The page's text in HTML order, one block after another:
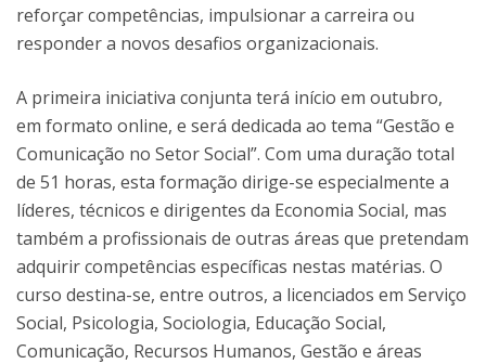
reforçar competências, impulsionar a carreira ou
responder a novos desafios organizacionais.
A primeira iniciativa conjunta terá início em outubro,
em formato online, e será dedicada ao tema “Gestão e
Comunicação no Setor Social”. Com uma duração total
de 51 horas, esta formação dirige-se especialmente a
líderes, técnicos e dirigentes da Economia Social, mas
também a profissionais de outras áreas que pretendam
adquirir competências específicas nestas matérias. O
curso destina-se, entre outros, a licenciados em Serviço
Social, Psicologia, Sociologia, Educação Social,
Comunicação, Recursos Humanos, Gestão e áreas